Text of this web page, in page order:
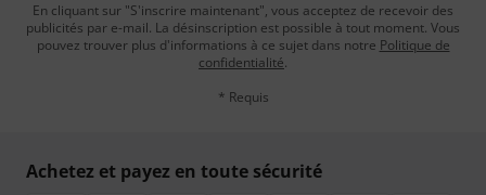
En cliquant sur "S'inscrire maintenant", vous acceptez de recevoir des
publicités par e-mail. La désinscription est possible à tout moment. Vous
pouvez trouver plus d'informations à ce sujet dans notre Politique de
confidentialité.
* Requis
Achetez et payez en toute sécurité